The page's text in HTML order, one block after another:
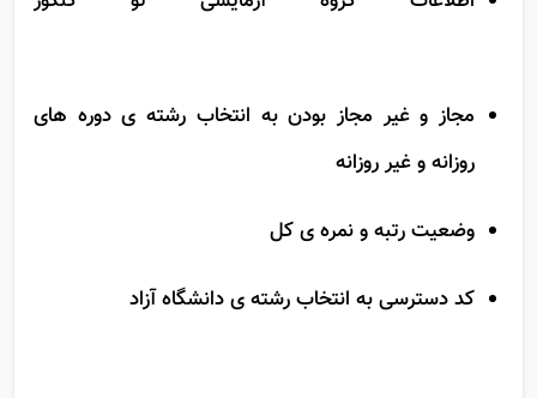
مجاز و غیر مجاز بودن به انتخاب ‌رشته ی دوره های